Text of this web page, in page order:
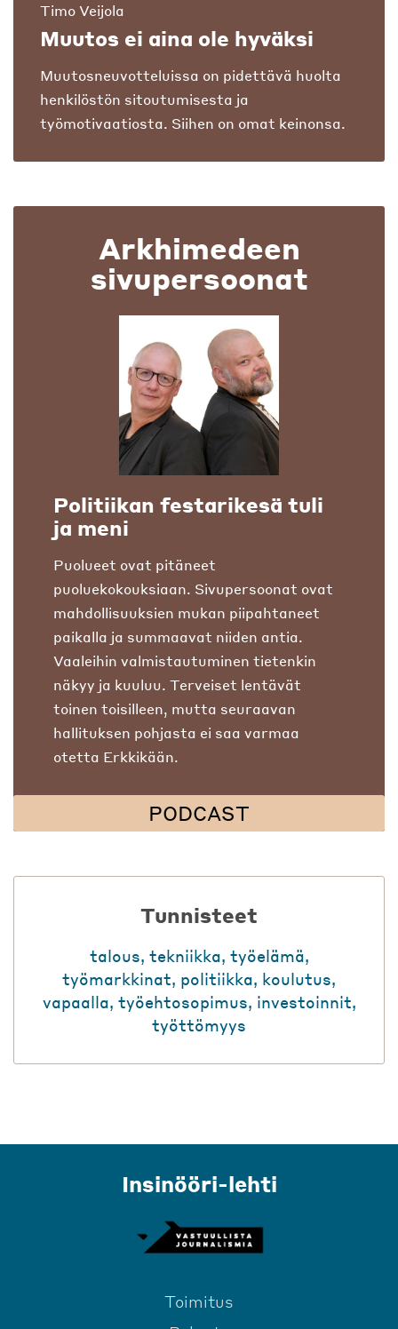
Timo Veijola
Muutos ei aina ole hyväksi
Muutosneuvotteluissa on pidettävä huolta
henkilöstön sitoutumisesta ja
työmotivaatiosta. Siihen on omat keinonsa.
Arkhimedeen
sivupersoonat
Politiikan festarikesä tuli
ja meni
Puolueet ovat pitäneet
puoluekokouksiaan. Sivupersoonat ovat
mahdollisuuksien mukan piipahtaneet
paikalla ja summaavat niiden antia.
Vaaleihin valmistautuminen tietenkin
näkyy ja kuuluu. Terveiset lentävät
toinen toisilleen, mutta seuraavan
hallituksen pohjasta ei saa varmaa
otetta Erkkikään.
PODCAST
Tunnisteet
talous, tekniikka, työelämä,
työmarkkinat, politiikka, koulutus,
vapaalla, työehtosopimus, investoinnit,
työttömyys
Insinööri-lehti
Toimitus